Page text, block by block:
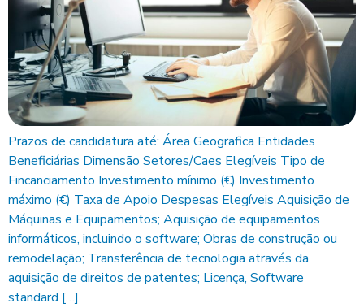
Prazos de candidatura até: Área Geografica Entidades
Beneficiárias Dimensão Setores/Caes Elegíveis Tipo de
Fincanciamento Investimento mínimo (€) Investimento
máximo (€) Taxa de Apoio Despesas Elegíveis Aquisição de
Máquinas e Equipamentos; Aquisição de equipamentos
informáticos, incluindo o software; Obras de construção ou
remodelação; Transferência de tecnologia através da
aquisição de direitos de patentes; Licença, Software
standard […]